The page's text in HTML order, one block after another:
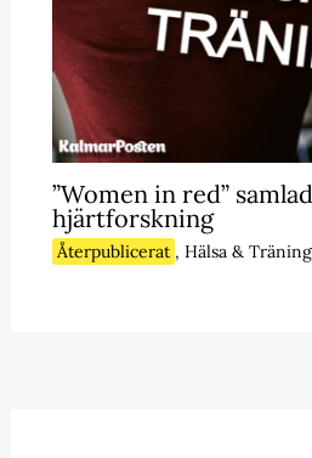
”Women in red”
hjärtforskning
Återpublicerat , Hälsa & Träning